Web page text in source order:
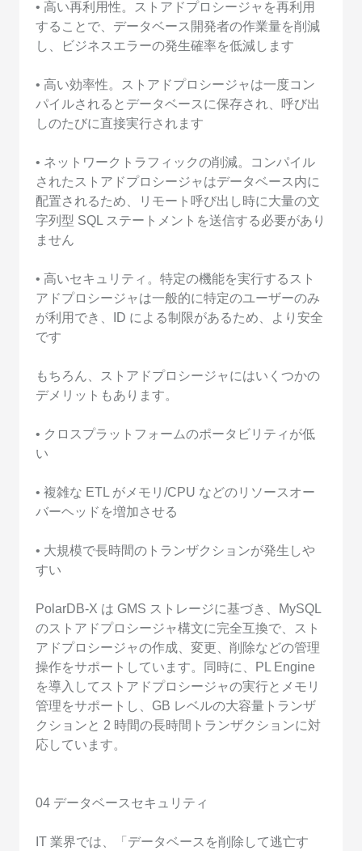
• 高い再利用性。ストアドプロシージャを再利用
することで、データベース開発者の作業量を削減
し、ビジネスエラーの発生確率を低減します
• 高い効率性。ストアドプロシージャは一度コン
パイルされるとデータベースに保存され、呼び出
しのたびに直接実行されます
• ネットワークトラフィックの削減。コンパイル
されたストアドプロシージャはデータベース内に
配置されるため、リモート呼び出し時に大量の文
字列型 SQL ステートメントを送信する必要があり
ません
• 高いセキュリティ。特定の機能を実行するスト
アドプロシージャは一般的に特定のユーザーのみ
が利用でき、ID による制限があるため、より安全
です
もちろん、ストアドプロシージャにはいくつかの
デメリットもあります。
• クロスプラットフォームのポータビリティが低
い
• 複雑な ETL がメモリ/CPU などのリソースオー
バーヘッドを増加させる
• 大規模で長時間のトランザクションが発生しや
すい
PolarDB-X は GMS ストレージに基づき、MySQL
のストアドプロシージャ構文に完全互換で、スト
アドプロシージャの作成、変更、削除などの管理
操作をサポートしています。同時に、PL Engine
を導入してストアドプロシージャの実行とメモリ
管理をサポートし、GB レベルの大容量トランザ
クションと 2 時間の長時間トランザクションに対
応しています。
04 データベースセキュリティ
IT 業界では、「データベースを削除して逃亡す